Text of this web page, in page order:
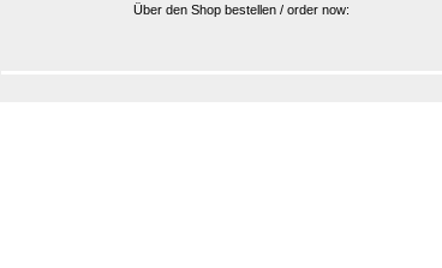
Über den Shop bestellen / order now: